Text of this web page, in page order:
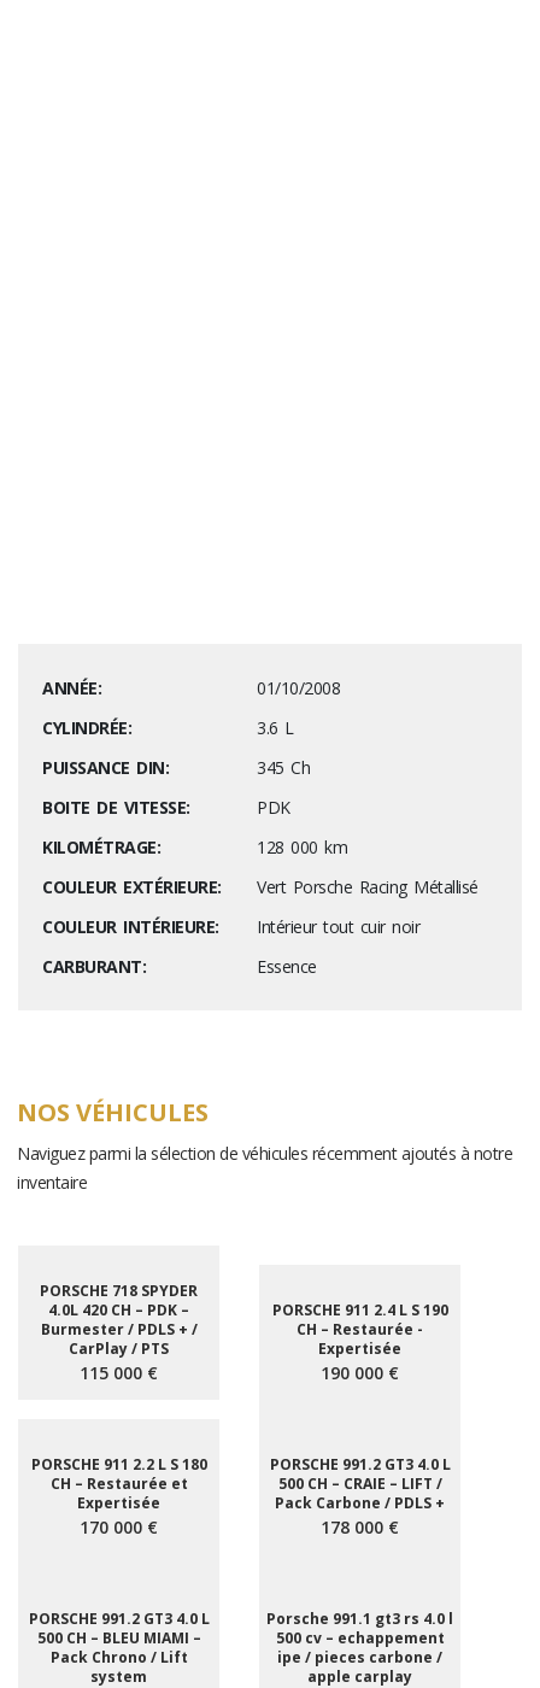
ANNÉE:
01/10/2008
CYLINDRÉE:
3.6 L
PUISSANCE DIN:
345 Ch
BOITE DE VITESSE:
PDK
KILOMÉTRAGE:
128 000 km
COULEUR EXTÉRIEURE:
Vert Porsche Racing Métallisé
COULEUR INTÉRIEURE:
Intérieur tout cuir noir
CARBURANT:
Essence
NOS VÉHICULES
Naviguez parmi la sélection de véhicules récemment ajoutés à notre
inventaire
PORSCHE 718 SPYDER
4.0L 420 CH – PDK –
Burmester / PDLS + /
CarPlay / PTS
115 000 €
PORSCHE 911 2.4 L S 190
CH – Restaurée -
Expertisée
190 000 €
PORSCHE 911 2.2 L S 180
CH – Restaurée et
Expertisée
170 000 €
PORSCHE 991.2 GT3 4.0 L
500 CH – CRAIE – LIFT /
Pack Carbone / PDLS +
178 000 €
PORSCHE 991.2 GT3 4.0 L
500 CH – BLEU MIAMI –
Pack Chrono / Lift
system
Porsche 991.1 gt3 rs 4.0 l
500 cv – echappement
ipe / pieces carbone /
apple carplay